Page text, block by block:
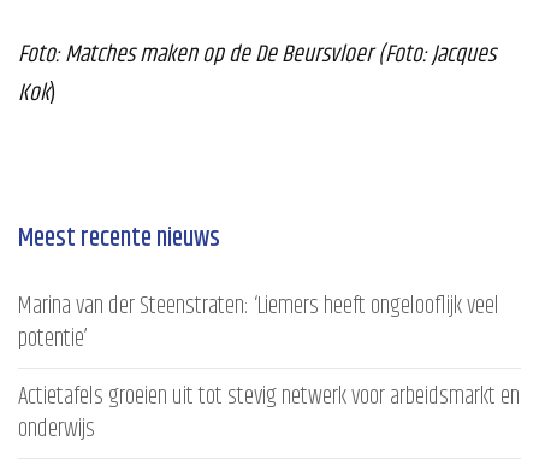
Foto: Matches maken op de De Beursvloer (Foto: Jacques
Kok)
Meest recente nieuws
Marina van der Steenstraten: ‘Liemers heeft ongelooflijk veel
potentie’
Actietafels groeien uit tot stevig netwerk voor arbeidsmarkt en
onderwijs